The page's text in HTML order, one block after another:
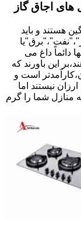
های اجاق گاز
هستند و باید
دائماً داغ می
این باورند که
است و
نیستند اما
منازل شما را گرم